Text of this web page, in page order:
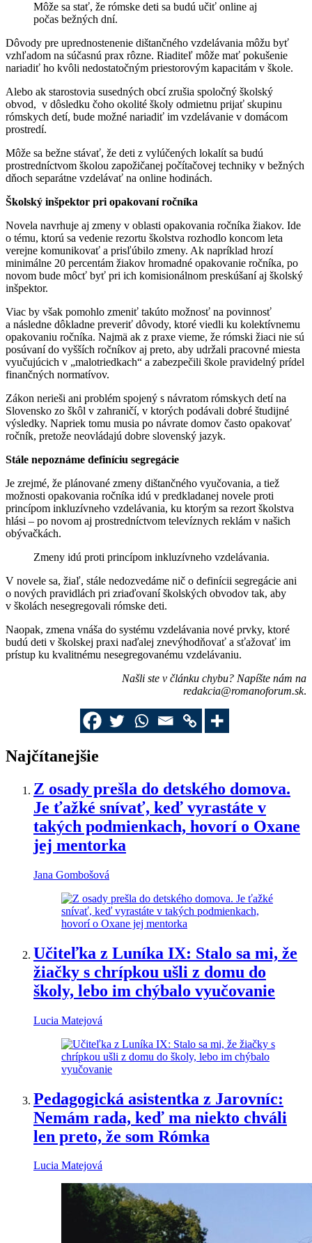
Môže sa stať, že rómske deti sa budú učiť online aj
počas bežných dní.
Dôvody pre uprednostenenie dištančného vzdelávania môžu byť
vzhľadom na súčasnú prax rôzne. Riaditeľ môže mať pokušenie
nariadiť ho kvôli nedostatočným priestorovým kapacitám v škole.
Alebo ak starostovia susedných obcí zrušia spoločný školský
obvod, v dôsledku čoho okolité školy odmietnu prijať skupinu
rómskych detí, bude možné nariadiť im vzdelávanie v domácom
prostredí.
Môže sa bežne stávať, že deti z vylúčených lokalít sa budú
prostredníctvom školou zapožičanej počítačovej techniky v bežných
dňoch separátne vzdelávať na online hodinách.
Školský inšpektor pri opakovaní ročníka
Novela navrhuje aj zmeny v oblasti opakovania ročníka žiakov. Ide
o tému, ktorú sa vedenie rezortu školstva rozhodlo koncom leta
verejne komunikovať a prisľúbilo zmeny. Ak napríklad hrozí
minimálne 20 percentám žiakov hromadné opakovanie ročníka, po
novom bude môcť byť pri ich komisionálnom preskúšaní aj školský
inšpektor.
Viac by však pomohlo zmeniť takúto možnosť na povinnosť
a následne dôkladne preveriť dôvody, ktoré viedli ku kolektívnemu
opakovaniu ročníka. Najmä ak z praxe vieme, že rómski žiaci nie sú
posúvaní do vyšších ročníkov aj preto, aby udržali pracovné miesta
vyučujúcich v „malotriedkach“ a zabezpečili škole pravidelný prídel
finančných normatívov.
Zákon nerieši ani problém spojený s návratom rómskych detí na
Slovensko zo škôl v zahraničí, v ktorých podávali dobré študijné
výsledky. Napriek tomu musia po návrate domov často opakovať
ročník, pretože neovládajú dobre slovenský jazyk.
Stále nepoznáme definíciu segregácie
Je zrejmé, že plánované zmeny dištančného vyučovania, a tiež
možnosti opakovania ročníka idú v predkladanej novele proti
princípom inkluzívneho vzdelávania, ku ktorým sa rezort školstva
hlási – po novom aj prostredníctvom televíznych reklám v našich
obývačkách.
Zmeny idú proti princípom inkluzívneho vzdelávania.
V novele sa, žiaľ, stále nedozvedáme nič o definícii segregácie ani
o nových pravidlách pri zriaďovaní školských obvodov tak, aby
v školách nesegregovali rómske deti.
Naopak, zmena vnáša do systému vzdelávania nové prvky, ktoré
budú deti v školskej praxi naďalej znevýhodňovať a sťažovať im
prístup ku kvalitnému nesegregovanému vzdelávaniu.
Našli ste v článku chybu? Napíšte nám na
redakcia@romanoforum.sk.
Najčítanejšie
Z osady prešla do detského domova.
Je ťažké snívať, keď vyrastáte v
takých podmienkach, hovorí o Oxane
jej mentorka
Jana Gombošová
Učiteľka z Luníka IX: Stalo sa mi, že
žiačky s chrípkou ušli z domu do
školy, lebo im chýbalo vyučovanie
Lucia Matejová
Pedagogická asistentka z Jarovníc:
Nemám rada, keď ma niekto chváli
len preto, že som Rómka
Lucia Matejová